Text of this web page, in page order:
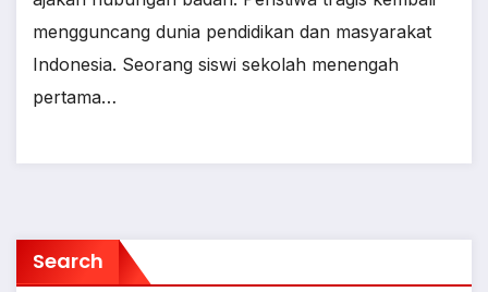
mengguncang dunia pendidikan dan masyarakat
Indonesia. Seorang siswi sekolah menengah
pertama…
Search